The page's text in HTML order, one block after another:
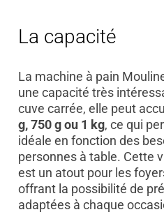
La capacité
La machine à pain
une capacité très
cuve carrée, elle peut
g, 750 g ou 1 kg, ce qui
idéale en fonction des
personnes à table. Cette
est un atout pour les
offrant la possibilité de
adaptées à chaque